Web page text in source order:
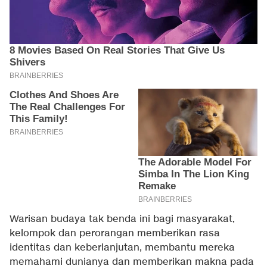
Warisan budaya tak benda ini bagi masyarakat,
kelompok dan perorangan memberikan rasa
identitas dan keberlanjutan, membantu mereka
memahami dunianya dan memberikan makna pada